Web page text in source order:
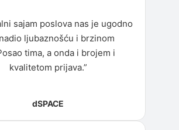
sajam poslova nas je ugodno
ljubaznošću i brzinom
tima, a onda i brojem i
kvalitetom prijava.”
dSPACE